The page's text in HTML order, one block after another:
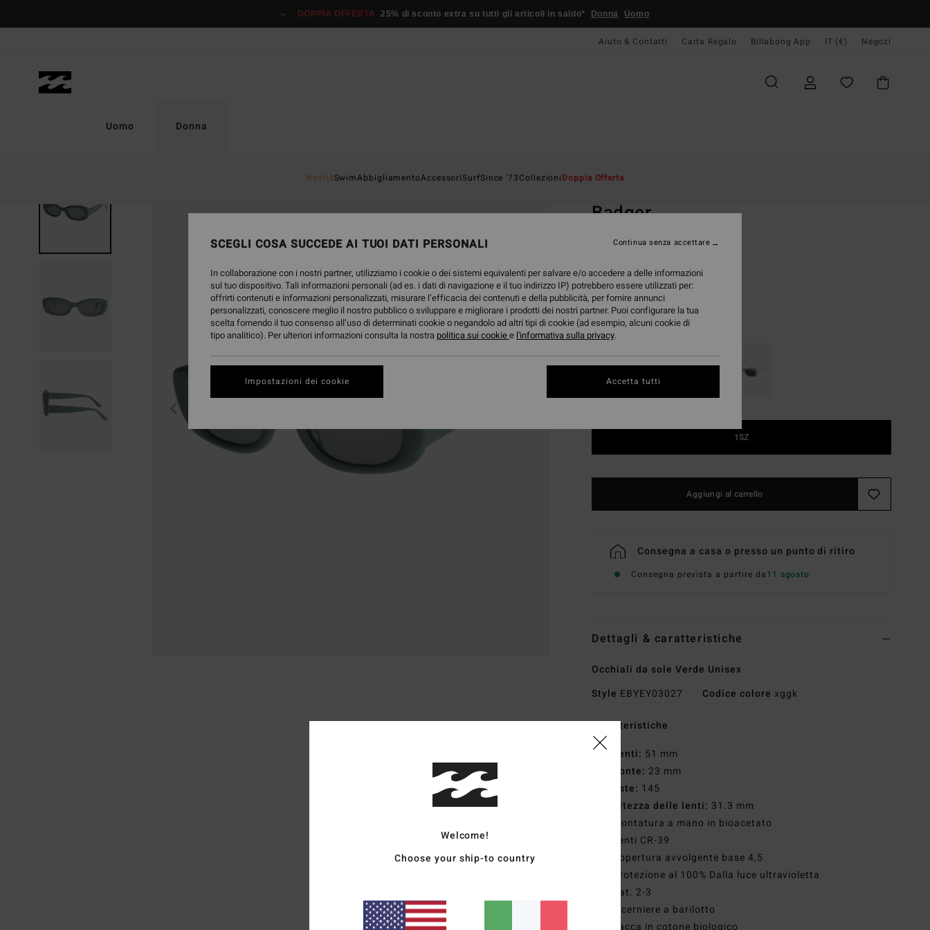
prodotto
DOPPIA OFFERTA 25% di sconto extra su tutti gli articoli in saldo* Donna Uomo
Aiuto & Contatti Carta Regalo Billabong App IT (€) Negozi
Uomo Donna
NovitàSwimAbbigliamentoAccessoriSurfSince '73CollezioniDoppia Offerta
Badger
59,95 €
ColoriShiny Mint/green
1SZ
Aggiungi al carrello
Consegna a casa o presso un punto di ritiro
Consegna prevista a partire da11 agosto
Dettagli & caratteristiche
Occhiali da sole Verde Unisex
Style EBYEY03027 Codice colore xggk
Caratteristiche
Lenti: 51 mm
Ponte: 23 mm
Aste: 145
Altezza delle lenti: 31.3 mm
Montatura a mano in bioacetato
Lenti CR-39
Copertura avvolgente base 4,5
Protezione al 100% Dalla luce ultravioletta
Cat. 2-3
5 cerniere a barilotto
Welcome!
Choose your ship-to country
SCEGLI COSA SUCCEDE AI TUOI DATI PERSONALI
In collaborazione con i nostri partner, utilizziamo i cookie o dei sistemi equivalenti per salvare e/o accedere a delle informazioni
sul tuo dispositivo. Tali informazioni personali (ad es. i dati di navigazione e il tuo indirizzo IP) potrebbero essere utilizzati per:
offrirti contenuti e informazioni personalizzati, misurare l’efficacia dei contenuti e della pubblicità, per fornire annunci
personalizzati, conoscere meglio il nostro pubblico o sviluppare e migliorare i prodotti dei nostri partner. Puoi configurare la tua
scelta fornendo il tuo consenso all’uso di determinati cookie o negandolo ad altri tipi di cookie (ad esempio, alcuni cookie di
tipo analitico). Per ulteriori informazioni consulta la nostra politica sui cookiee l'informativa sulla privacy.
Impostazioni dei cookie
Continua senza accettare
Accetta tutti